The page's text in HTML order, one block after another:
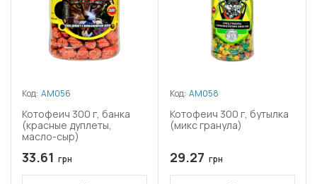
Код: АМ056
Котофеич 300 г, банка
(красные дуплеты,
масло-сыр)
33.61 грн
Код: АМ058
Котофеич 300 г, бутылка
(микс гранула)
29.27 грн